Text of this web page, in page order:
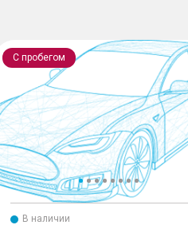
С пробегом
Mohave
В наличии